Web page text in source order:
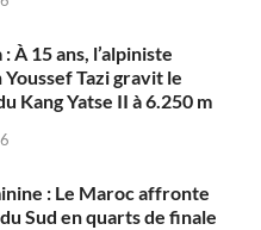
À 15 ans, l’alpiniste
Youssef Tazi gravit le
Kang Yatse II à 6.250 m
: Le Maroc affronte
Sud en quarts de finale